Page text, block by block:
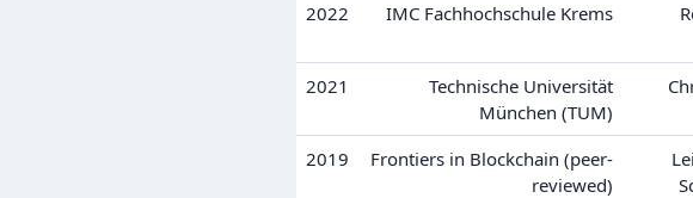
IMC Fachhochschule Krems
2022
Technische Universität
München (TUM)
2021
Frontiers in Blockchain (peer-
reviewed)
2019